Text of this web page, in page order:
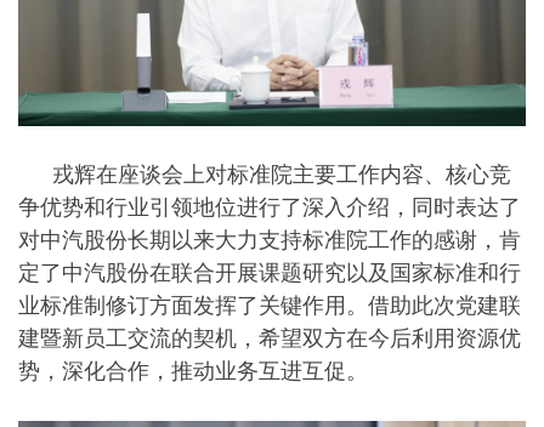
戎辉在座谈会上对标准院主要工作内容、核心竞
争优势和行业引领地位进行了深入介绍，同时表达了
对中汽股份长期以来大力支持标准院工作的感谢，肯
定了中汽股份在联合开展课题研究以及国家标准和行
业标准制修订方面发挥了关键作用。借助此次党建联
建暨新员工交流的契机，希望双方在今后利用资源优
势，深化合作，推动业务互进互促。